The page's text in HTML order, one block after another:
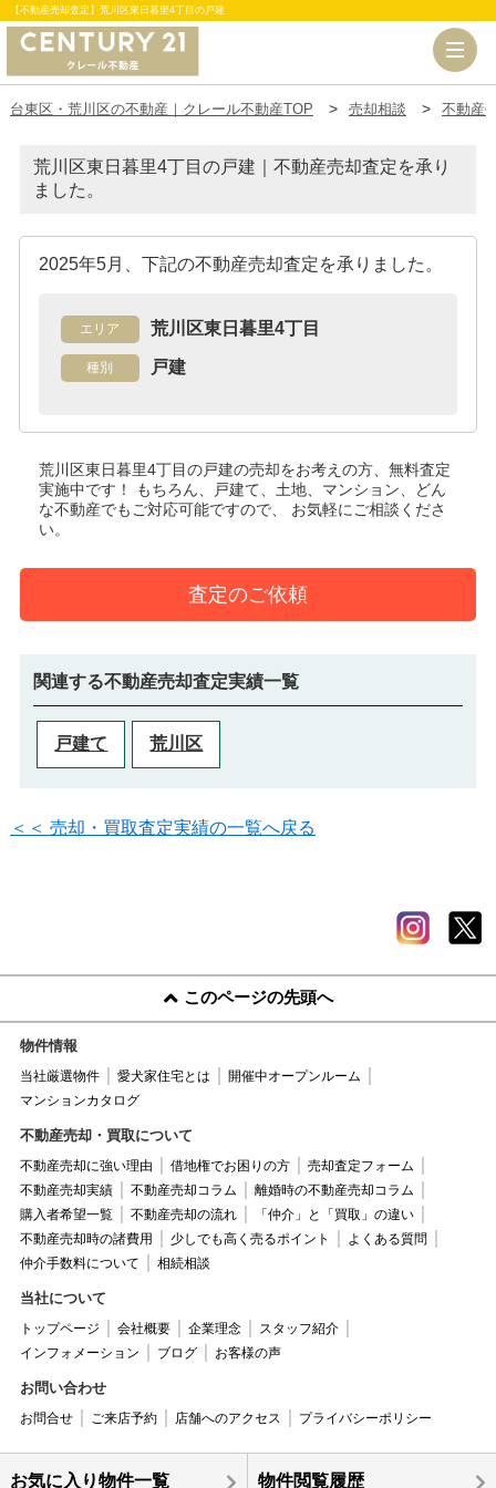
【不動産売却査定】荒川区東日暮里4丁目の戸建
台東区・荒川区の不動産｜クレール不動産TOP 売却相談 不動産
荒川区東日暮里4丁目の戸建｜不動産売却査定を承り
ました。
2025年5月、下記の不動産売却査定を承りました。
エリア 荒川区東日暮里4丁目
種別 戸建
荒川区東日暮里4丁目の戸建の売却をお考えの方、無料査定
実施中です！
もちろん、戸建て、土地、マンション、どん
な不動産でもご対応可能ですので、 お気軽にご相談くださ
い。
査定のご依頼
関連する不動産売却査定実績一覧
戸建て 荒川区
＜＜ 売却・買取査定実績の一覧へ戻る
このページの先頭へ
物件情報
当社厳選物件 愛犬家住宅とは
開催中オープンルーム
マンションカタログ
不動産売却・買取について
不動産売却に強い理由 借地権でお困りの方
売却査定フォーム
不動産売却実績
不動産売却コラム
離婚時の不動産売却コラム
購入者希望一覧
不動産売却の流れ
「仲介」と「買取」の違い
不動産売却時の諸費用
少しでも高く売るポイント
よくある質問
仲介手数料について
相続相談
当社について
トップページ 会社概要 企業理念
スタッフ紹介
インフォメーション
ブログ お客様の声
お問い合わせ
お問合せ ご来店予約 店舗へのアクセス プライバシーポリシー
お気に入り物件一覧 物件閲覧履歴